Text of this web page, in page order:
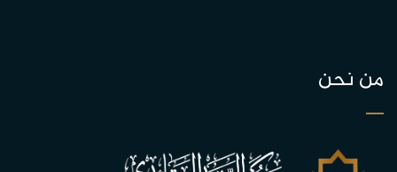
من نحن